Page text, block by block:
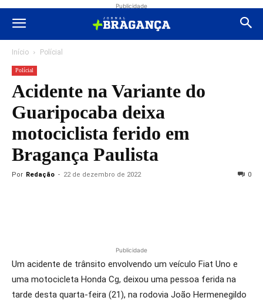
Publicidade
Início Polícial
Polícial
Acidente na Variante do
Guaripocaba deixa
motociclista ferido em
Bragança Paulista
Por Redação - 22 de dezembro de 2022 0
Publicidade
Um acidente de trânsito envolvendo um veículo Fiat Uno e
uma motocicleta Honda Cg, deixou uma pessoa ferida na
tarde desta quarta-feira (21), na rodovia João Hermenegildo